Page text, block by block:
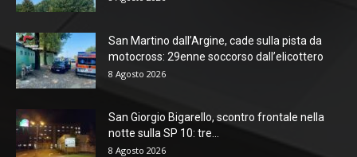
San Martino dall’Argine, cade sulla pista da
motocross: 29enne soccorso dall’elicottero
8 Agosto 2026
San Giorgio Bigarello, scontro frontale nella
notte sulla SP 10: tre...
8 Agosto 2026